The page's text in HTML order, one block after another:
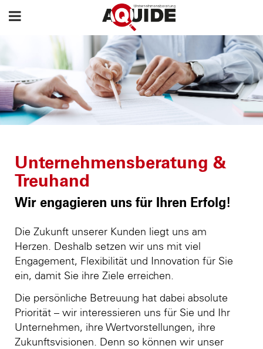
Unternehmensberatung &
Treuhand
Wir engagieren uns für Ihren Erfolg!
Die Zukunft unserer Kunden liegt uns am
Herzen. Deshalb setzen wir uns mit viel
Engagement, Flexibilität und Innovation für Sie
ein, damit Sie ihre Ziele erreichen.
Die persönliche Betreuung hat dabei absolute
Priorität – wir interessieren uns für Sie und Ihr
Unternehmen, ihre Wertvorstellungen, ihre
Zukunftsvisionen. Denn so können wir unser